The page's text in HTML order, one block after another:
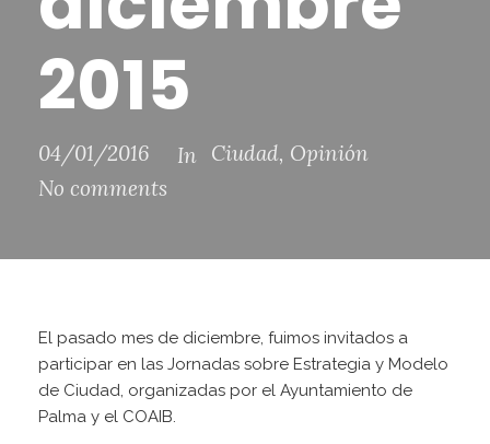
2015
04/01/2016 In Ciudad, Opinión
No comments
El pasado mes de diciembre, fuimos invitados a
participar en las Jornadas sobre Estrategia y Modelo
de Ciudad, organizadas por el Ayuntamiento de
Palma y el COAIB.